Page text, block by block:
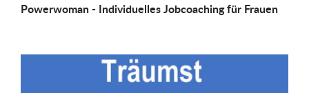
Powerwoman - Individu­elles Job­coaching für Frauen